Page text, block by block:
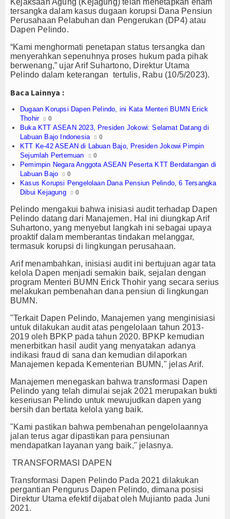
Perhubungan
Religi
Opini
Pelabuhan
Politik
Seni & Budaya
Sorot
Tauziah
Wisata
TV
Channel
tersangka dalam kasus dugaan korupsi Dana Pensiun
Perusahaan Pelabuhan dan Pengerukan (DP4) atau
Dapen Pelindo.
“Kami menghormati penetapan status tersangka dan
menyerahkan sepenuhnya proses hukum pada pihak
berwenang,” ujar Arif Suhartono, Direktur Utama
Pelindo dalam keterangan tertulis, Rabu (10/5/2023).
Baca Lainnya :
Dugaan Korupsi Dapen Pelindo, ini Kata Menteri BUMN Erick
Thohir
0
Buka KTT ASEAN 2023, Presiden Jokowi: Selamat Datang di
Labuan Bajo Indonesia
0
KTT Ke-42 ASEAN di Labuan Bajo, Presiden Jokowi Pimpin
Sejumlah Pertemuan
0
Pemimpin Negara Anggota ASEAN Peserta KTT Berdatangan di
Labuan Bajo
0
Kasus Korupsi Pengelolaan Dana Pensiun Pelindo, 6 Tersangka
Dibui Kejagung
0
Pelindo mengakui bahwa inisiasi audit terhadap Dapen
Pelindo datang dari Manajemen. Hal ini diungkap Arif
Suhartono, yang menyebut langkah ini sebagai upaya
proaktif dalam memberantas tindakan melanggar,
termasuk korupsi di lingkungan perusahaan.
Arif menambahkan, inisiasi audit ini bertujuan agar tata
kelola Dapen menjadi semakin baik, sejalan dengan
program Menteri BUMN Erick Thohir yang secara serius
melakukan pembenahan dana pensiun di lingkungan
BUMN.
"Terkait Dapen Pelindo, Manajemen yang menginisiasi
untuk dilakukan audit atas pengelolaan tahun 2013-
2019 oleh BPKP pada tahun 2020. BPKP kemudian
menerbitkan hasil audit yang menyatakan adanya
indikasi fraud di sana dan kemudian dilaporkan
Manajemen kepada Kementerian BUMN," jelas Arif.
Manajemen menegaskan bahwa transformasi Dapen
Pelindo yang telah dimulai sejak 2021 merupakan bukti
keseriusan Pelindo untuk mewujudkan dapen yang
bersih dan bertata kelola yang baik.
"Kami pastikan bahwa pembenahan pengelolaannya
jalan terus agar dipastikan para pensiunan
mendapatkan layanan yang baik," jelasnya.
TRANSFORMASI DAPEN
Transformasi Dapen Pelindo Pada 2021 dilakukan
pergantian Pengurus Dapen Pelindo, dimana posisi
Direktur Utama efektif dijabat oleh Mujianto pada Juni
2021.